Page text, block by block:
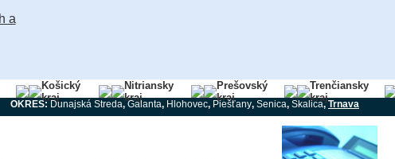
Košický
kraj
Nitriansky
kraj
Prešovský
kraj
Trenčiansky
kraj
OKRES: Dunajská Streda,Galanta, Hlohovec, Piešťany, Senica, Skalica,Trnava